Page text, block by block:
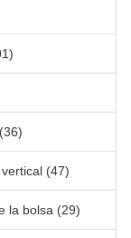
(36)
(47)
la bolsa (29)